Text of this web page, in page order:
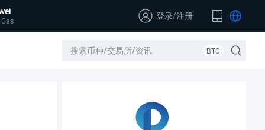
登录/注册
BTC